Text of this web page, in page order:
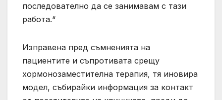
последователно да се занимавам с тази
работа.“
Изправена пред съмненията на
пациентите и съпротивата срещу
хормонозаместителна терапия, тя иновира
модел, събирайки информация за контакт